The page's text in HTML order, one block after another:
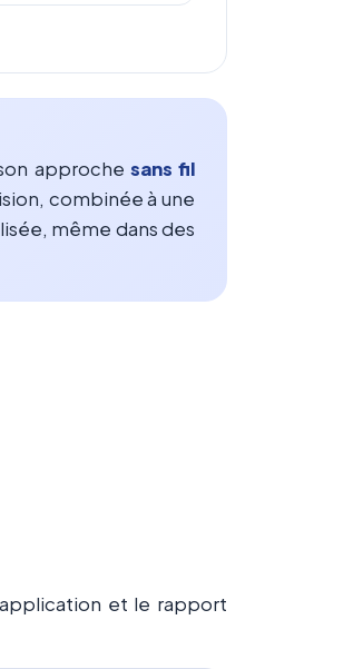
approche sans fil
combinée à une
même dans des
et le rapport